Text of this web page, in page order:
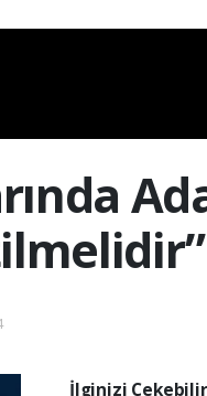
İlginizi Çekebilir